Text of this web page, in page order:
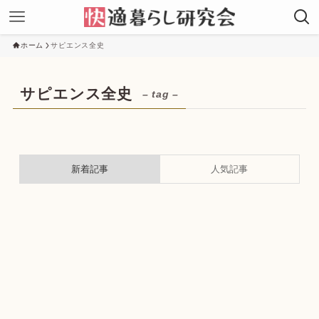
ホーム サピエンス全史
サピエンス全史 – tag –
新着記事 人気記事